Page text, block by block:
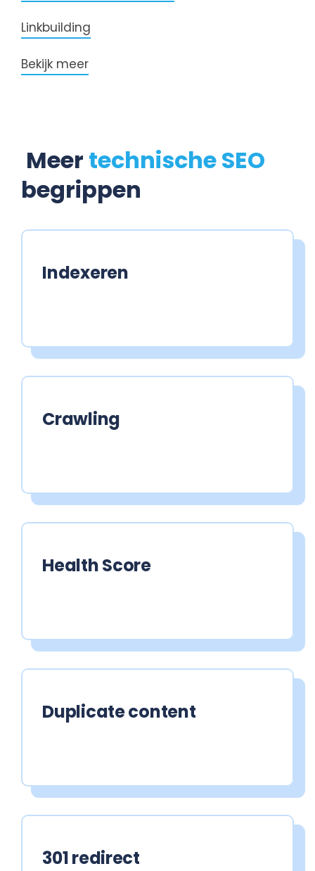
Linkbuilding
Bekijk meer
Meer technische SEO
begrippen
Indexeren
Crawling
Health Score
Duplicate content
301 redirect